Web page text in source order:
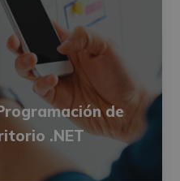
de
.NET